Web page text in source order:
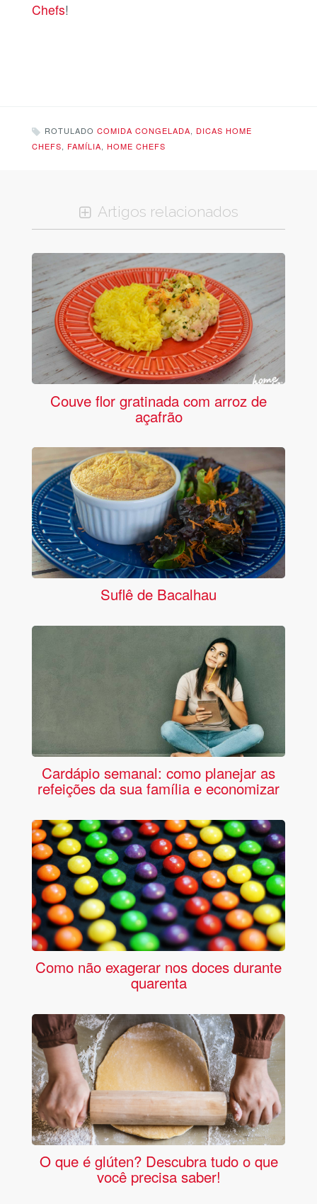
Chefs!
ROTULADO COMIDA CONGELADA, DICAS HOME
CHEFS, FAMÍLIA, HOME CHEFS
Artigos relacionados
Couve flor gratinada com arroz de
açafrão
Suflê de Bacalhau
Cardápio semanal: como planejar as
refeições da sua família e economizar
Como não exagerar nos doces durante
quarenta
O que é glúten? Descubra tudo o que
você precisa saber!